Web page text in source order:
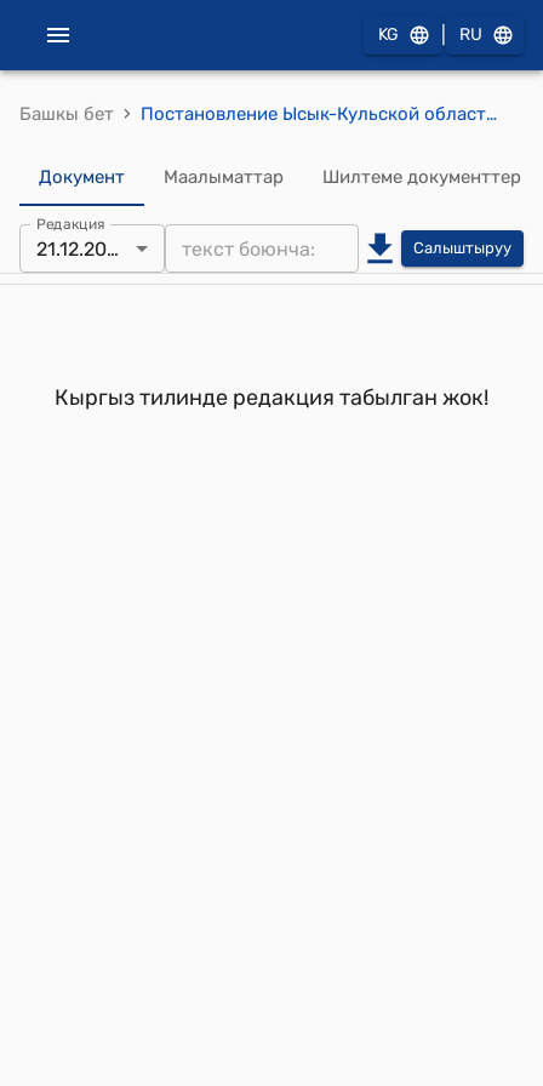
KG RU
Башкы бет › Постановление Ысык-Кульской областной государственной администрации от 21 декабря 2001 года № 314 "О мерах по оказанию помощи жителям области, пострадвшим от стихийных природных процессов в 2000- 200 годах"
Документ Маалыматтар Шилтеме документтер
Редакция
21.12.2001 Салыштыруу
Кыргыз тилинде редакция табылган жок!